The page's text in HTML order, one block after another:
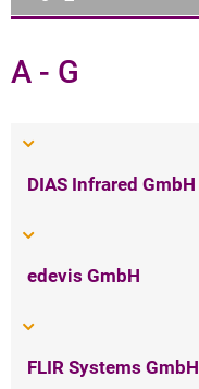
A - G
DIAS Infrared GmbH
edevis GmbH
FLIR Systems GmbH